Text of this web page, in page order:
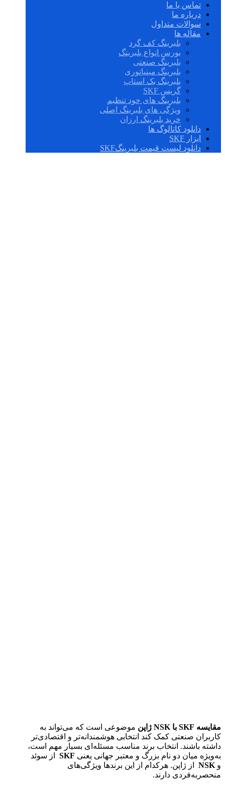
تماس با ما
درباره ما
سوالات متداول
مقاله ها
بلبرینگ کف گرد
بورس انواع بلبرینگ
بلبرینگ صنعتی
بلبرینگ مینیاتوری
بلبرینگ بک استاپ
گریس SKF
بلبرینگ های خود تنظیم
ویژگی های بلبرینگ اصلی
خرید بلبرینگ ارزان
دانلود کاتالوگ ها
ابزار SKF
دانلود لیست قیمت بلبرینگSKF
مقایسه با ژاپن موضوعی است که می‌تواند به
کاربران صنعتی کمک کند انتخابی هوشمندانه‌تر و اقتصادی‌تر
داشته باشند. انتخاب برند مناسب مسئله‌ای بسیار مهم است،
به‌ویژه میان دو نام بزرگ و معتبر جهانی یعنی SKF از سوئد
و NSK از ژاپن. هرکدام از این برندها ویژگی‌های
منحصربه‌فردی دارند.